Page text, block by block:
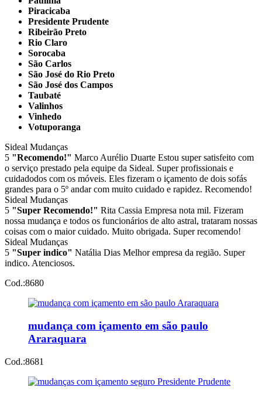
Piracicaba
Presidente Prudente
Ribeirão Preto
Rio Claro
Sorocaba
São Carlos
São José do Rio Preto
São José dos Campos
Taubaté
Valinhos
Vinhedo
Votuporanga
Sideal Mudanças
5 "Recomendo!" Marco Aurélio Duarte Estou super satisfeito com
o serviço prestado pela equipe da Sideal. Super profissionais e
cuidadodos com os móveis. Eles fizeram o içamento de dois sofás
grandes para o 5º andar com muito cuidado e rapidez. Recomendo!
Sideal Mudanças
5 "Super Recomendo!" Rita Cassia Empresa nota mil. Fizeram
nossa mudança e todos os funcionários de alto astral, trataram nossas
coisas com o maior cuidado. Muito obrigada. Super recomendo!
Sideal Mudanças
5 "Super indico" Natália Dias Melhor empresa da região. Super
indico. Atenciosos.
Cod.:8680
mudança com içamento em são paulo
Araraquara
Cod.:8681